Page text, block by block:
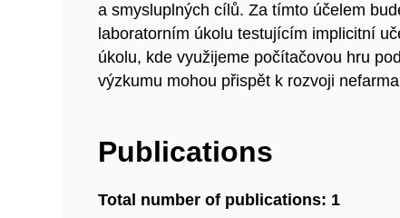
a smysluplných cílů. Za tímto účelem
laboratorním úkolu testujícím implicitní
úkolu, kde využijeme počítačovou hru
výzkumu mohou přispět k rozvoji
Publications
Total number of publications: 1